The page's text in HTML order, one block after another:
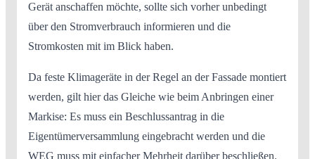
Gerät anschaffen möchte, sollte sich vorher unbedingt
über den Stromverbrauch informieren und die
Stromkosten mit im Blick haben.
Da feste Klimageräte in der Regel an der Fassade montiert
werden, gilt hier das Gleiche wie beim Anbringen einer
Markise: Es muss ein Beschlussantrag in die
Eigentümerversammlung eingebracht werden und die
WEG muss mit einfacher Mehrheit darüber beschließen.